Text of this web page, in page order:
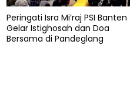
Peringati Isra Mi’raj PSI Banten
Gelar Istighosah dan Doa
Bersama di Pandeglang